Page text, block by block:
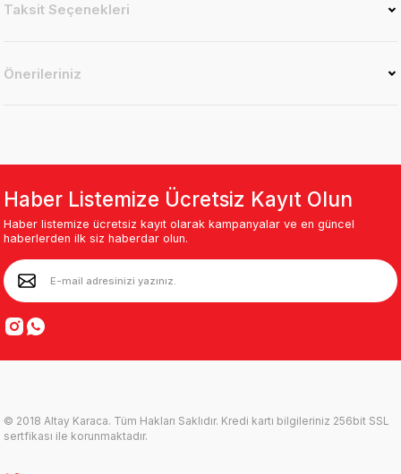
Taksit Seçenekleri
Önerileriniz
Haber Listemize Ücretsiz Kayıt Olun
Haber listemize ücretsiz kayıt olarak kampanyalar ve en güncel
haberlerden ilk siz haberdar olun.
© 2018 Altay Karaca. Tüm Hakları Saklıdır. Kredi kartı bilgileriniz 256bit SSL
sertfikası ile korunmaktadır.